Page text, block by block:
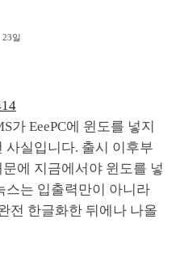
23일
가 EeePC에 윈도를 넣지
사실입니다. 출시 이후부
에 지금에서야 윈도를 넣
스는 입출력만이 아니라
전 한글화한 뒤에나 나올